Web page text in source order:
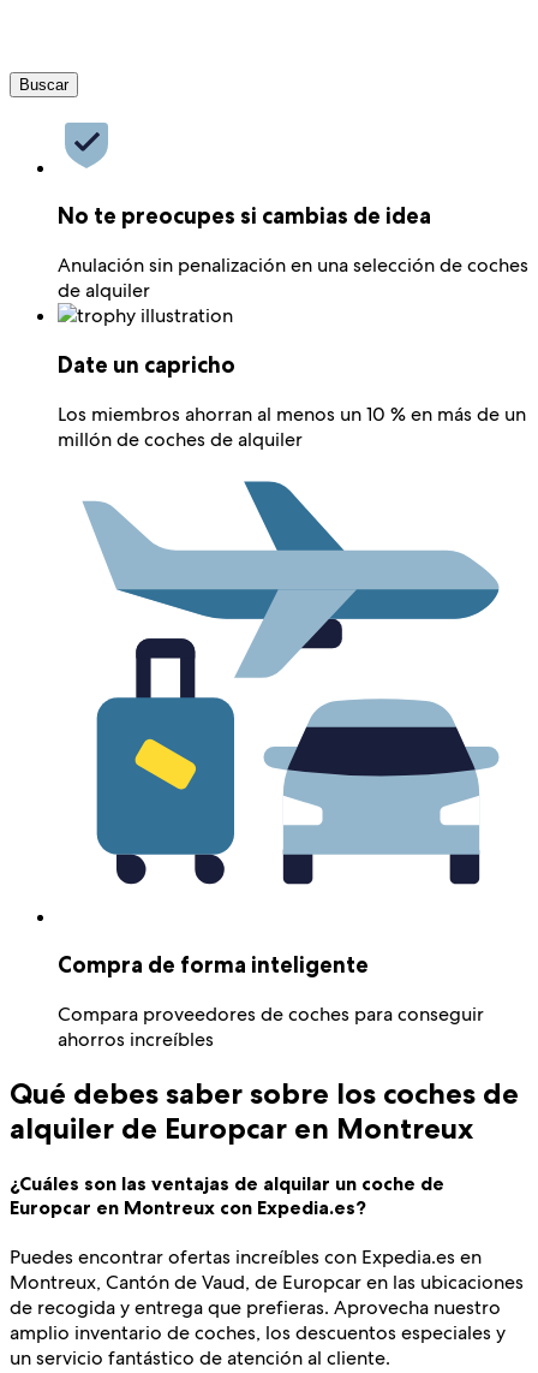
Buscar
No te preocupes si cambias de idea
Anulación sin penalización en una selección de coches
de alquiler
Date un capricho
Los miembros ahorran al menos un 10 % en más de un
millón de coches de alquiler
Compra de forma inteligente
Compara proveedores de coches para conseguir
ahorros increíbles
Qué debes saber sobre los coches de
alquiler de Europcar en Montreux
¿Cuáles son las ventajas de alquilar un coche de
Europcar en Montreux con Expedia.es?
Puedes encontrar ofertas increíbles con Expedia.es en
Montreux, Cantón de Vaud, de Europcar en las ubicaciones
de recogida y entrega que prefieras. Aprovecha nuestro
amplio inventario de coches, los descuentos especiales y
un servicio fantástico de atención al cliente.